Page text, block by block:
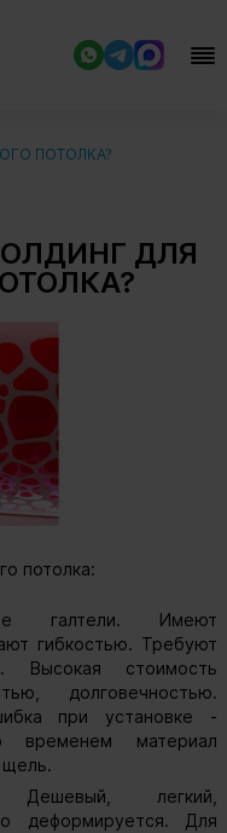
ПОТОЛКА?
ДЛЯ
потолка:
галтели. Имеют
гибкостью. Требуют
Высокая стоимость
долговечностью.
при установке -
временем материал
щель.
Дешевый, легкий,
деформируется. Для